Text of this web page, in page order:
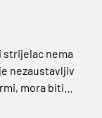
strijelac nema
nezaustavljiv
mora biti